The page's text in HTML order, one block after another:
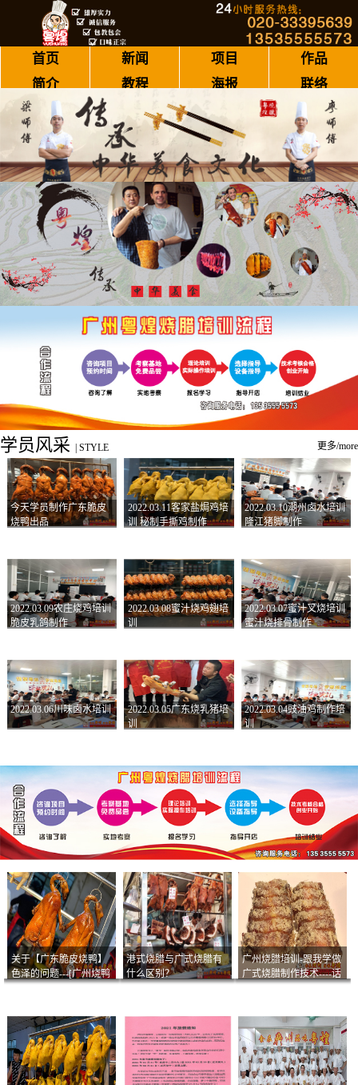
首页 新闻 项目
作品
简介
教程 海报 联络
学员风采 STYLE 更多/more
今天学员制作广东脆皮
烧鸭出品
2022.03.11客家盐焗鸡培
训 秘制手撕鸡制作
2022.03.10潮州卤水培训
隆江猪脚制作
2022.03.09农庄烧鸡培训
脆皮乳鸽制作
2022.03.08蜜汁烧鸡翅培
训
2022.03.07蜜汁叉烧培训
蜜汁烧排骨制作
2022.03.06川味卤水培训
2022.03.05广东烧乳猪培
训
2022.03.04豉油鸡制作培
训
关于【广东脆皮烧鸭】
色泽的问题---[广州烧鸭
港式烧腊与广式烧腊有
什么区别？
广州烧腊培训-跟我学做
广式烧腊制作技术----话